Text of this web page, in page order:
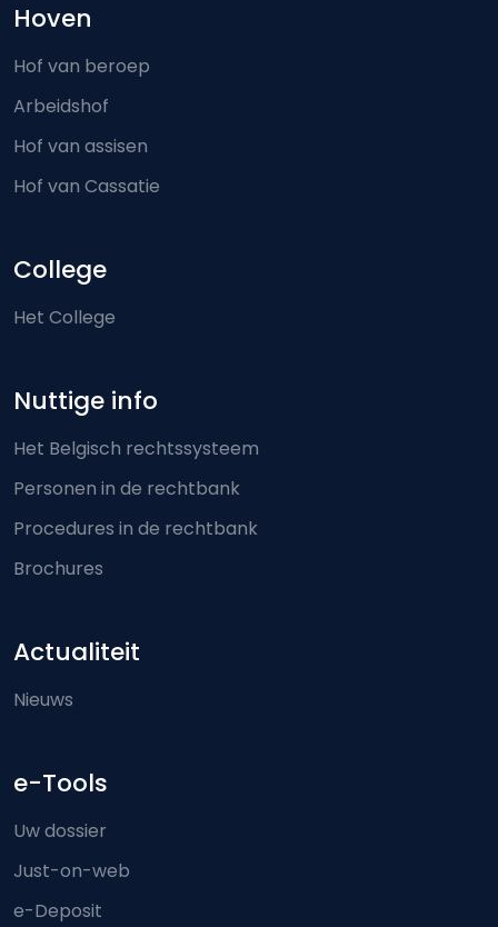
Hoven
Hof van beroep
Arbeidshof
Hof van assisen
Hof van Cassatie
College
Het College
Nuttige info
Het Belgisch rechtssysteem
Personen in de rechtbank
Procedures in de rechtbank
Brochures
Actualiteit
Nieuws
e-Tools
Uw dossier
Just-on-web
e-Deposit